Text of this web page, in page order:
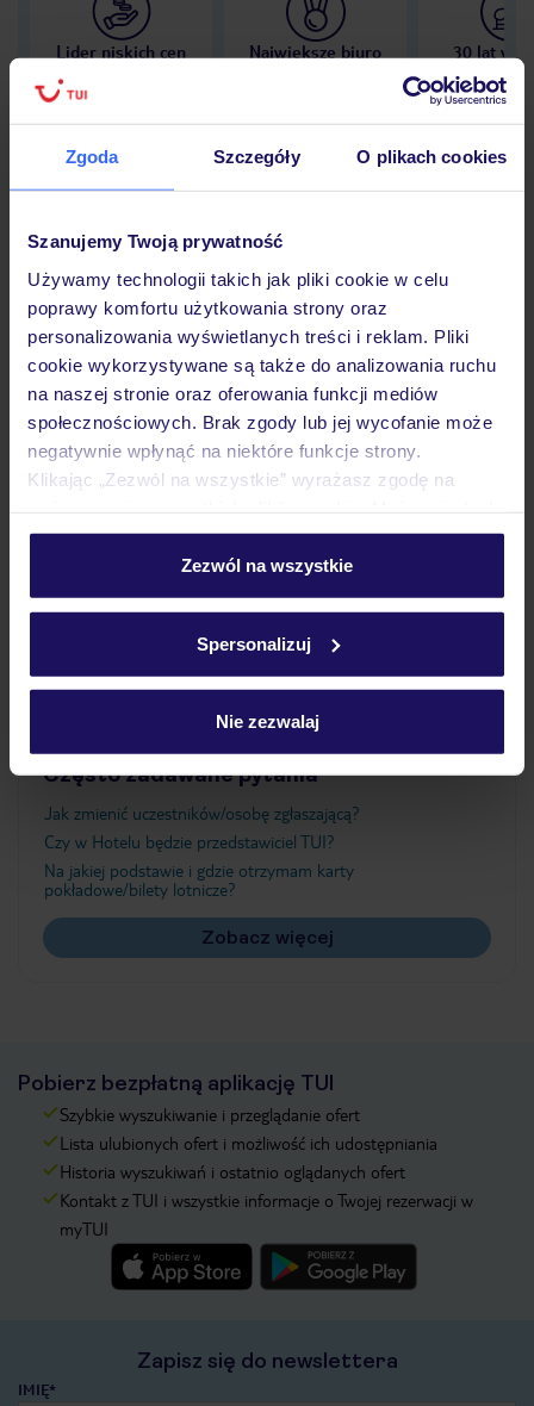
Zgoda Szczegóły O plikach cookies
Szanujemy Twoją prywatność
Używamy technologii takich jak pliki cookie w celu
poprawy komfortu użytkowania strony oraz
personalizowania wyświetlanych treści i reklam. Pliki
cookie wykorzystywane są także do analizowania ruchu
na naszej stronie oraz oferowania funkcji mediów
społecznościowych. Brak zgody lub jej wycofanie może
negatywnie wpłynąć na niektóre funkcje strony.
Klikając „Zezwól na wszystkie” wyrażasz zgodę na
personalizować swój wybór wchodząc w zakładkę
Szczegółowe informacje o plikach cookie znajdziesz
Zezwól na wszystkie
Spersonalizuj
Nie zezwalaj
Lider niskich cen
Największe biuro
30 lat w
Hotel
Opinie
Pokoje
Wyżywienie
Ważne informacje
Często zadawane pytania
Jak zmienić uczestników/osobę zgłaszającą?
Czy w Hotelu będzie przedstawiciel TUI?
Na jakiej podstawie i gdzie otrzymam karty
pokładowe/bilety lotnicze?
Zobacz więcej
Pobierz bezpłatną aplikację TUI
Szybkie wyszukiwanie i przeglądanie ofert
Lista ulubionych ofert i możliwość ich udostępniania
Historia wyszukiwań i ostatnio oglądanych ofert
Kontakt z TUI i wszystkie informacje o Twojej rezerwacji w
myTUI
Zapisz się do newslettera
IMIĘ*